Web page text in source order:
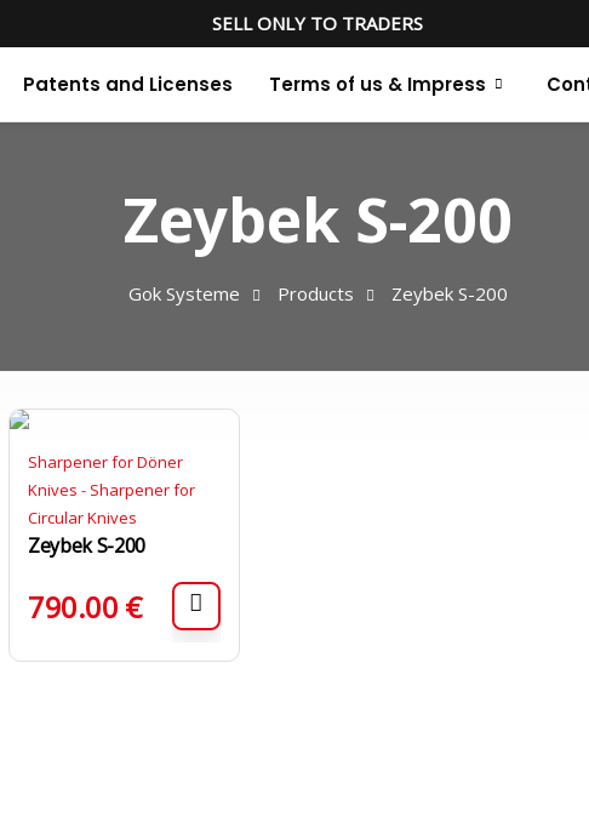
SELL ONLY TO TRADERS
Patents and Licenses Terms of us & Impress
Zeybek S-200
Gok Systeme Products Zeybek S-200
Sharpener for Döner
Knives - Sharpener for
Circular Knives
Zeybek S-200
790.00 €